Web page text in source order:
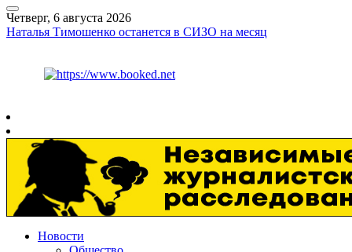
Четверг, 6 августа 2026
Наталья Тимошенко останется в СИЗО на месяц
Новости